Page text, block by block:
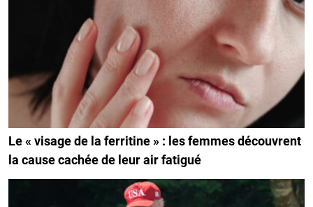
Le « visage de la ferritine » : les femmes découvrent
la cause cachée de leur air fatigué